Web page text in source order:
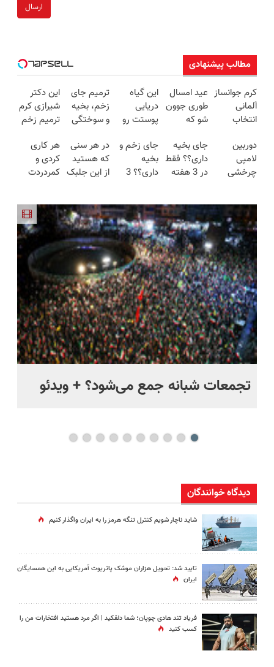
ارسال
مطالب پیشنهادی
کرم جوانساز
آلمانی
انتخاب
خرید با
تخفیف
عید امسال
طوری جوون
شو که
نشناستت
این گیاه
دریایی
پوستت رو
میکنه
جوون شدی
خرید
ترمیم جای
زخم، بخیه
و سوختگی
هفته!!😍
این دکتر
شیرازی کرم
ترمیم زخم
ساخت!!!
دوربین
لامپی
چرخشی
حراج شد🔥
پرداخت
درب منزل
جای بخیه
داری؟؟ فقط
در 3 هفته
جای زخم و
بخیه
داری؟؟ 3
در هر سنی
که هستید
از این جلبک
نشوید!
40%تخفیف
هر کاری
کردی و
کمردردت
پرسشنامه و
دریافت راه
حل
تجمعات شبانه جمع می‌شود؟ + ویدئو
دیدگاه خوانندگان
شاید ناچار شویم کنترل تنگه هرمز را به ایران واگذار کنیم
تایید شد: تحویل هزاران موشک پاتریوت آمریکایی به این همسایگان
ایران
فریاد تند هادی چوپان؛‌ شما دلقکید | اگر مرد هستید افتخارات من را
کسب کنید